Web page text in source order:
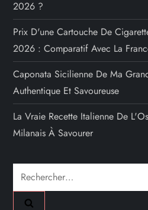
2026 ?
Prix D'une Cartouche De
2026 : Comparatif Avec La
Caponata Sicilienne De Ma
Authentique Et Savoureuse
La Vraie Recette Italienne De
Milanais À Savourer
Rechercher :